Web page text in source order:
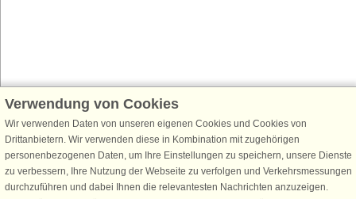
Schließen Sie sich 100.000 Ferienhaus-Fans an
Erhalten Sie einenWillkommensgutschein von 25 € für Ihren nächsten
Ferienhausurlaub - melden Sie sich einfach für den DanCenter Newsletter
an. Verpassen Sie nie wieder exklusive Angebote, Gewinnspiele und
Urlaubstipps!
Verwendung von Cookies
Wir verwenden Daten von unseren eigenen Cookies und Cookies von
Drittanbietern. Wir verwenden diese in Kombination mit zugehörigen
personenbezogenen Daten, um Ihre Einstellungen zu speichern, unsere Dienste
zu verbessern, Ihre Nutzung der Webseite zu verfolgen und Verkehrsmessungen
durchzuführen und dabei Ihnen die relevantesten Nachrichten anzuzeigen.